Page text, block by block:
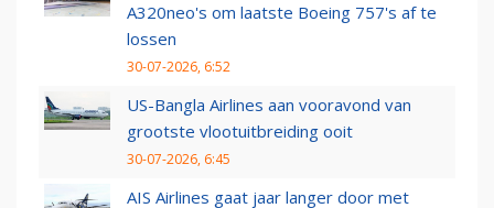
A320neo's om laatste Boeing 757's af te
lossen
30-07-2026, 6:52
US-Bangla Airlines aan vooravond van
grootste vlootuitbreiding ooit
30-07-2026, 6:45
AIS Airlines gaat jaar langer door met